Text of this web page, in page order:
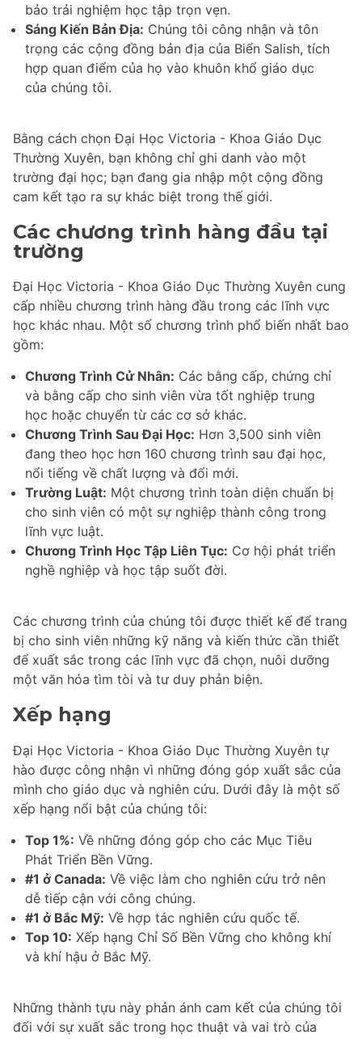
bảo trải nghiệm học tập trọn vẹn.
Sáng Kiến Bản Địa: Chúng tôi công nhận và tôn
trọng các cộng đồng bản địa của Biển Salish, tích
hợp quan điểm của họ vào khuôn khổ giáo dục
của chúng tôi.
Bằng cách chọn Đại Học Victoria - Khoa Giáo Dục
Thường Xuyên, bạn không chỉ ghi danh vào một
trường đại học; bạn đang gia nhập một cộng đồng
cam kết tạo ra sự khác biệt trong thế giới.
Các chương trình hàng đầu tại
trường
Đại Học Victoria - Khoa Giáo Dục Thường Xuyên cung
cấp nhiều chương trình hàng đầu trong các lĩnh vực
học khác nhau. Một số chương trình phổ biến nhất bao
gồm:
Chương Trình Cử Nhân: Các bằng cấp, chứng chỉ
và bằng cấp cho sinh viên vừa tốt nghiệp trung
học hoặc chuyển từ các cơ sở khác.
Chương Trình Sau Đại Học: Hơn 3,500 sinh viên
đang theo học hơn 160 chương trình sau đại học,
nổi tiếng về chất lượng và đổi mới.
Trường Luật: Một chương trình toàn diện chuẩn bị
cho sinh viên có một sự nghiệp thành công trong
lĩnh vực luật.
Chương Trình Học Tập Liên Tục: Cơ hội phát triển
nghề nghiệp và học tập suốt đời.
Các chương trình của chúng tôi được thiết kế để trang
bị cho sinh viên những kỹ năng và kiến thức cần thiết
để xuất sắc trong các lĩnh vực đã chọn, nuôi dưỡng
một văn hóa tìm tòi và tư duy phản biện.
Xếp hạng
Đại Học Victoria - Khoa Giáo Dục Thường Xuyên tự
hào được công nhận vì những đóng góp xuất sắc của
mình cho giáo dục và nghiên cứu. Dưới đây là một số
xếp hạng nổi bật của chúng tôi:
Top 1%: Về những đóng góp cho các Mục Tiêu
Phát Triển Bền Vững.
#1 ở Canada: Về việc làm cho nghiên cứu trở nên
dễ tiếp cận với công chúng.
#1 ở Bắc Mỹ: Về hợp tác nghiên cứu quốc tế.
Top 10: Xếp hạng Chỉ Số Bền Vững cho không khí
và khí hậu ở Bắc Mỹ.
Những thành tựu này phản ánh cam kết của chúng tôi
đối với sự xuất sắc trong học thuật và vai trò của